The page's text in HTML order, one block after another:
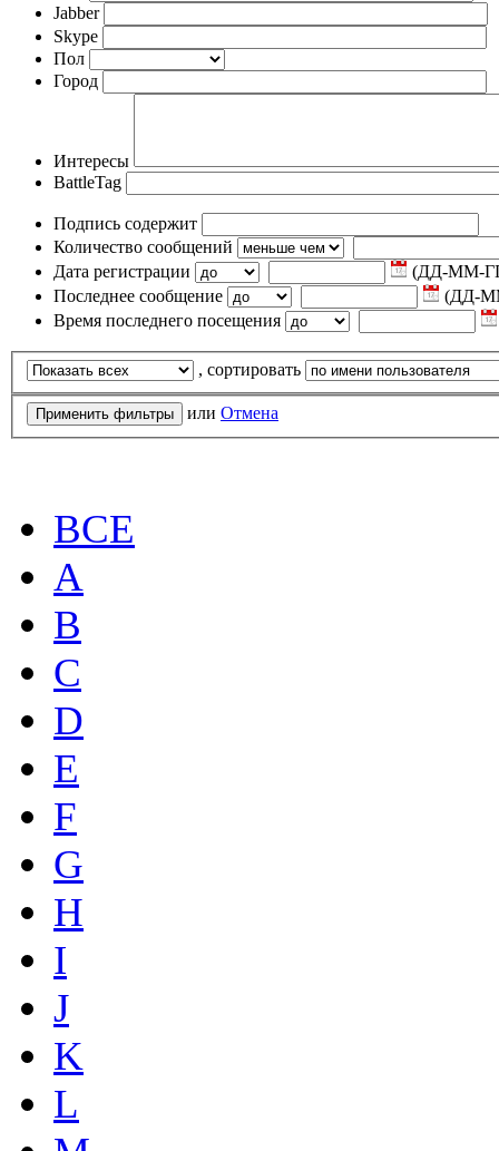
Jabber
Skype
Пол
Город
Интересы
BattleTag
Подпись содержит
Количество сообщений
Дата регистрации
(ДД-ММ-
Последнее сообщение
(ДД-
Время последнего посещения
, сортировать
или Отмена
ВСЕ
A
B
C
D
E
F
G
H
I
J
K
L